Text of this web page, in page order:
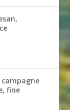
fine